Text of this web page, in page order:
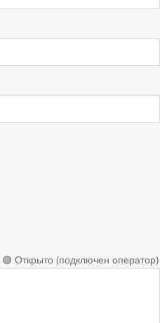
🟢 Открыто (подключен оператор)